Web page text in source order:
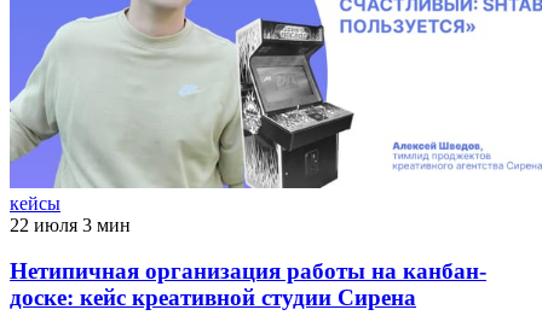
кейсы
22 июля 3 мин
Нетипичная организация работы на канбан-
доске: кейс креативной студии Сирена